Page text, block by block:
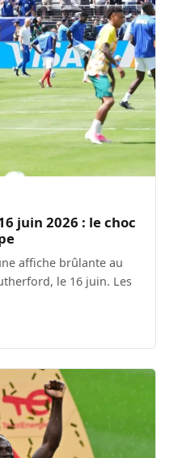
juin 2026 : le choc
affiche brûlante au
le 16 juin. Les